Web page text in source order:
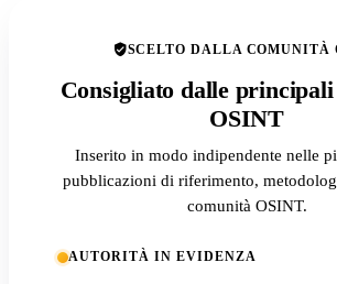
SCELTO DALLA COMUNITÀ
Consigliato dalle
OSINT
Inserito in modo indipendente nelle
pubblicazioni di riferimento,
comunità OSINT.
AUTORITÀ IN EVIDENZA